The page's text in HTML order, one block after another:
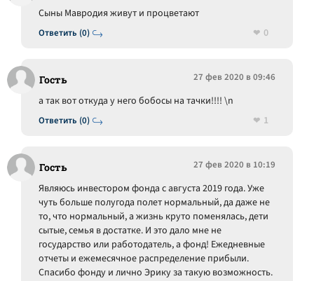
Ответить (0)
Сыны Мавродия живут и процветают
0
Гость 27 фев 2020 в 09:46
Ответить (0)
а так вот откуда у него бобосы на тачки!!!! \n
1
Гость 27 фев 2020 в 10:19
Являюсь инвестором фонда с августа 2019 года. Уже
чуть больше полугода полет нормальный, да даже не
то, что нормальный, а жизнь круто поменялась, дети
сытые, семья в достатке. И это дало мне не
государство или работодатель, а фонд! Ежедневные
отчеты и ежемесячное распределение прибыли.
Спасибо фонду и лично Эрику за такую возможность.